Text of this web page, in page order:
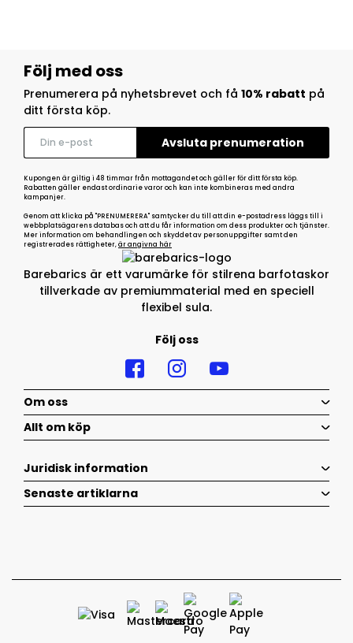
Barebarics är ett varumärke för stilrena barfotaskor
tillverkade av premiummaterial med en speciell
flexibel sula.
Följ oss
Följ med oss
Prenumerera på nyhetsbrevet och få 10% rabatt på
ditt första köp.
Kupongen är giltig i 48 timmar från mottagandet och gäller för ditt första köp.
Rabatten gäller endast ordinarie varor och kan inte kombineras med andra
kampanjer.
Genom att klicka på "PRENUMERERA" samtycker du till att din e-postadress läggs till i
webbplatsägarens databas och att du får information om dess produkter och tjänster.
Mer information om behandlingen och skyddet av personuppgifter samt den
registrerades rättigheter,är angivna här
Om oss
Allt om köp
Juridisk information
Senaste artiklarna